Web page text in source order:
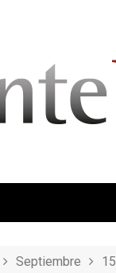
Septiembre
15